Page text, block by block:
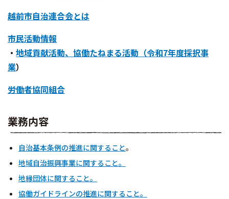
越前市自治連合会とは
市民活動情報
・ 地域貢献活動、協働たねまる活動（令和7年度採択事
業）
労働者協同組合
業務内容
自治基本条例の推進に関すること。
地域自治振興事業に関すること。
地縁団体に関すること。
協働ガイドラインの推進に関すること。